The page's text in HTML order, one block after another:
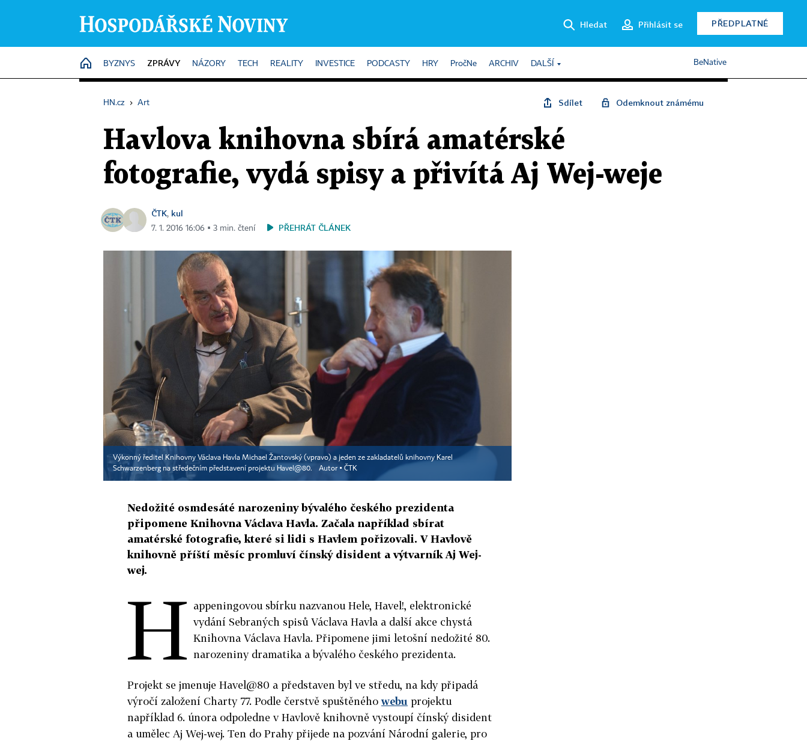
Hledat Přihlásit se PŘEDPLATNÉ
HOME
BYZNYS ZPRÁVY NÁZORY TECH REALITY INVESTICE PODCASTY HRY PročNe ARCHIV DALŠÍ BeNative
HN.cz › Art Sdílet Odemknout známému
Havlova knihovna sbírá amatérské
fotografie, vydá spisy a přivítá Aj Wej-weje
ČTK, kul
7. 1. 2016 16:06 ▪ 3 min. čtení PŘEHRÁT ČLÁNEK
Výkonný ředitel Knihovny Václava Havla Michael Žantovský (vpravo) a jeden ze zakladatelů knihovny Karel
Schwarzenberg na středečním představení projektu Havel@80.
Autor ▪ ČTK
Nedožité osmdesáté narozeniny bývalého českého prezidenta
připomene Knihovna Václava Havla. Začala například sbírat
amatérské fotografie, které si lidi s Havlem pořizovali. V Havlově
knihovně příští měsíc promluví čínský disident a výtvarník Aj Wej-
wej.
H appeningovou sbírku nazvanou Hele, Havel!, elektronické
vydání Sebraných spisů Václava Havla a další akce chystá
Knihovna Václava Havla. Připomene jimi letošní nedožité 80.
narozeniny dramatika a bývalého českého prezidenta.
Projekt se jmenuje Havel@80 a představen byl ve středu, na kdy připadá
výročí založení Charty 77. Podle čerstvě spuštěnéhowebu projektu
například 6. února odpoledne v Havlově knihovně vystoupí čínský disident
a umělec Aj Wej-wej. Ten do Prahy přijede na pozvání Národní galerie, pro